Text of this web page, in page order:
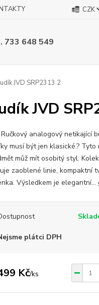
CZK
733 648 549
JVD SRP2313.2
JVD
Ručkový analogový netikající
musí být jen klasické.?
můž mít osobitý styl.
zaoblené linie, kompaktní
Výsledkem je elegantní...
plátci DPH
Kč/ks